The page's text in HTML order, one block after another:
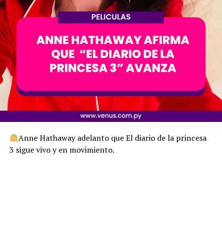
Anne Hathaway adelanto que El diario de la princesa
3 sigue vivo y en movimiento.